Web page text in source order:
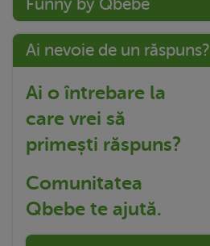
Funny by Qbebe
Ai nevoie de un răspuns?
Ai o întrebare la
care vrei să
primești răspuns?
Comunitatea
Qbebe te ajută.